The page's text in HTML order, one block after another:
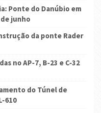
Ponte do Danúbio em
junho
da ponte Rader
no AP-7, B-23 e C-32
do Túnel de
610